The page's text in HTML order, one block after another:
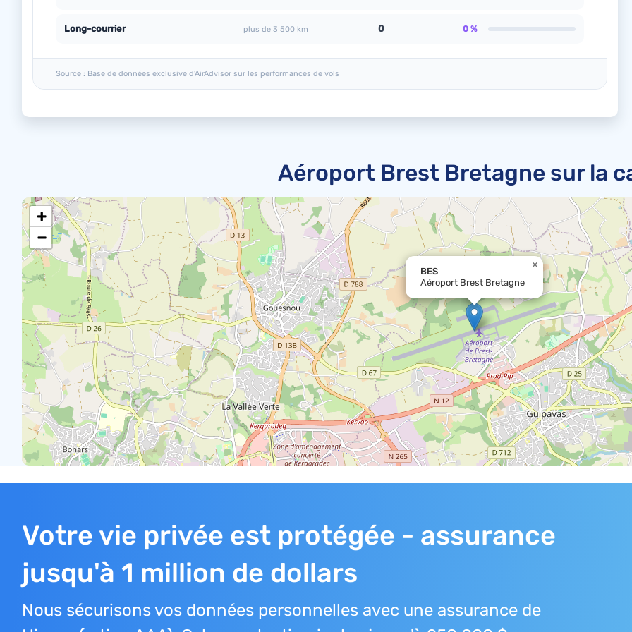
Long-courrier plus de 3 500 km 0 0 %
Source : Base de données exclusive d'AirAdvisor sur les performances de vols
Aéroport Brest Bretagne sur la
BES
Aéroport Brest Bretagne
×
+
−
Votre vie privée est protégée - assurance
jusqu'à 1 million de dollars
Nous sécurisons vos données personnelles avec une assurance de